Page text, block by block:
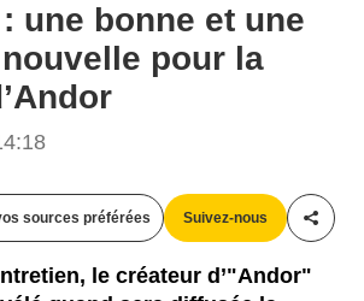
une bonne et une
pour la
sources préférées Suivez-nous
le créateur d’"Andor"